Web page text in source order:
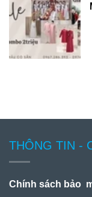
THÔNG TIN -
Chính sách bảo